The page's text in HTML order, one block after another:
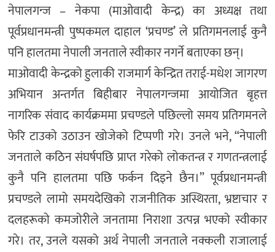
नेपालगन्ज – नेकपा (माओवादी केन्द्र) का अध्यक्ष तथा
पूर्वप्रधानमन्त्री पुष्पकमल दाहाल ‘प्रचण्ड’ ले प्रतिगमनलाई कुनै
पनि हालतमा नेपाली जनताले स्वीकार नगर्ने बताएका छन्।
माओवादी केन्द्रको हुलाकी राजमार्ग केन्द्रित तराई-मधेश जागरण
अभियान अन्तर्गत बिहीबार नेपालगन्जमा आयोजित बृहत्त
नागरिक संवाद कार्यक्रममा प्रचण्डले पछिल्लो समय प्रतिगमनले
फेरि टाउको उठाउन खोजेको टिप्पणी गरे। उनले भने, “नेपाली
जनताले कठिन संघर्षपछि प्राप्त गरेको लोकतन्त्र र गणतन्त्रलाई
कुनै पनि हालतमा पछि फर्कन दिइने छैन।” पूर्वप्रधानमन्त्री
प्रचण्डले लामो समयदेखिको राजनीतिक अस्थिरता, भ्रष्टाचार र
दलहरूको कमजोरीले जनतामा निराशा उत्पन्न भएको स्वीकार
गरे। तर, उनले यसको अर्थ नेपाली जनताले नक्कली राजालाई